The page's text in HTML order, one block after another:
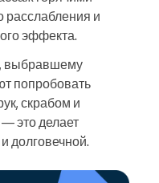
расслабления и
эффекта.
выбравшему
попробовать
скрабом и
это делает
долговечной.